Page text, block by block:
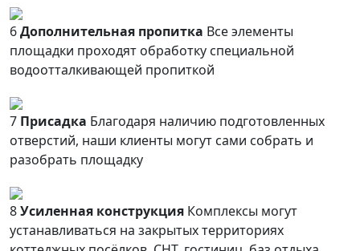
6Дополнительная пропитка Все элементы
площадки проходят обработку специальной
водоотталкивающей пропиткой
7 Присадка Благодаря наличию подготовленных
отверстий, наши клиенты могут сами собрать и
разобрать площадку
8Усиленная конструкция Комплексы могут
устанавливаться на закрытых территориях